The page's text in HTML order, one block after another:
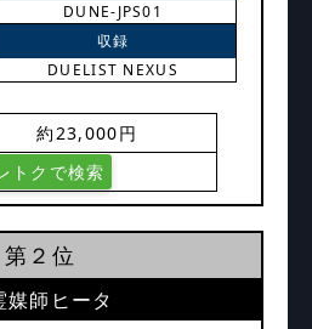
DUNE-JPS01
収録
DUELIST NEXUS
約23,000円
トクで検索
第２位
媒師ヒータ